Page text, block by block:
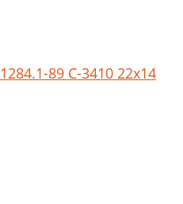
89 С-3410 22х14